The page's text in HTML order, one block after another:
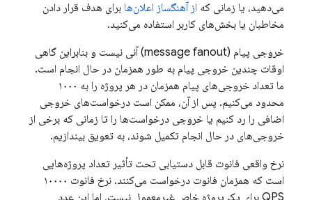
می‌دهید، یا زمانی که از آهنگساز اعلان‌ها برای هدف قرار دادن
مخاطبان یا بخش‌های کاربر استفاده می‌کنید.
خروجی پیام (message fanout) آنی نیست و بنابراین گاهی
اوقات چندین خروجی پیام به طور همزمان در حال انجام است.
ما تعداد خروجی‌های پیام همزمان در هر پروژه را به ۱۰۰۰
محدود می‌کنیم. پس از آن، ممکن است درخواست‌های خروجی
اضافی را رد کنیم یا خروجی درخواست‌ها را تا زمانی که برخی از
خروجی‌های در حال انجام تکمیل شوند، به تعویق بیندازیم.
نرخ واقعی فانوت قابل دستیابی تحت تأثیر تعداد پروژه‌هایی
است که همزمان فانوت درخواست می‌کنند. نرخ فانوت ۱۰۰۰۰
QPS برای یک پروژه خاص غیرمعمول نیست، اما این عدد